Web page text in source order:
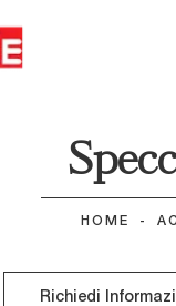
HOME -
Richiedi